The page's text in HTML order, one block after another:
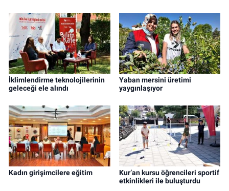
İklimlendirme teknolojilerinin
geleceği ele alındı
Yaban mersini üretimi
yaygınlaşıyor
Kadın girişimcilere eğitim
Kur’an kursu öğrencileri sportif
etkinlikleri ile buluşturdu